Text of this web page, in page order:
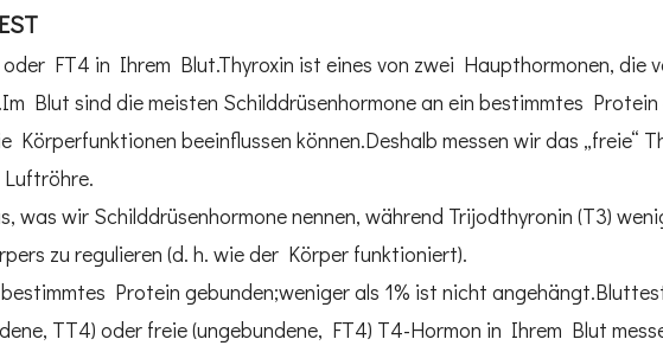
FT4 in Ihrem Blut.Thyroxin ist eines von zwei Haupthormonen, die
Blut sind die meisten Schilddrüsenhormone an ein bestimmtes
Körperfunktionen beeinflussen können.Deshalb messen wir das „freie“
was wir Schilddrüsenhormone nennen, während Trijodthyronin (T3)
zu regulieren (d. h. wie der Körper funktioniert).
Protein gebunden;weniger als 1% ist nicht
TT4) oder freie (ungebundene, FT4) T4-Hormon in Ihrem Blut